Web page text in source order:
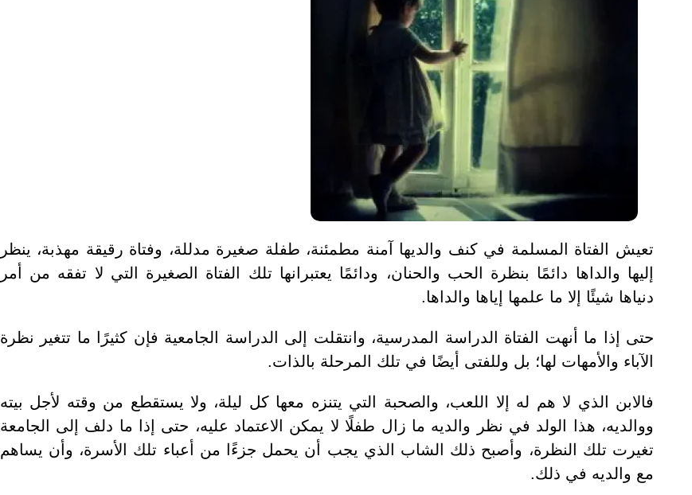
تعيش الفتاة المسلمة في كنف والديها آمنة مطمئنة، طفلة صغيرة مدللة، وفتاة رقيقة مهذبة، ينظر
إليها والداها دائمًا بنظرة الحب والحنان، ودائمًا يعتبرانها تلك الفتاة الصغيرة التي لا تفقه من أمر
دنياها شيئًا إلا ما علمها إياها والداها.
حتى إذا ما أنهت الفتاة الدراسة المدرسية، وانتقلت إلى الدراسة الجامعية فإن كثيرًا ما تتغير نظرة
الآباء والأمهات لها؛ بل وللفتى أيضًا في تلك المرحلة بالذات.
فالابن الذي لا هم له إلا اللعب، والصحبة التي يتنزه معها كل ليلة، ولا يستقطع من وقته لأجل بيته
ووالديه، هذا الولد في نظر والديه ما زال طفلًا لا يمكن الاعتماد عليه، حتى إذا ما دلف إلى الجامعة
تغيرت تلك النظرة، وأصبح ذلك الشاب الذي يجب أن يحمل جزءًا من أعباء تلك الأسرة، وأن يساهم
مع والديه في ذلك.